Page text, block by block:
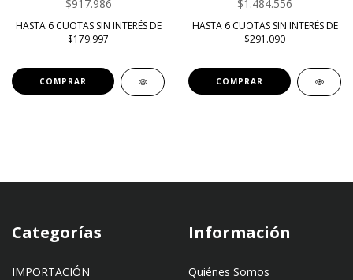
$917.986
HASTA 6 CUOTAS SIN INTERÉS DE
$179.997
COMPRAR
$1.484.556
HASTA 6 CUOTAS SIN INTERÉS DE
$291.090
Categorías
IMPORTACIÓN
Información
Quiénes Somos